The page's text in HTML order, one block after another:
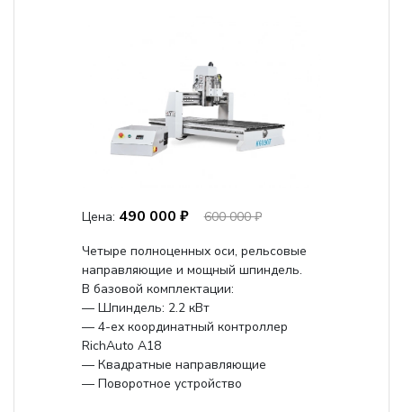
Цена: 490 000 ₽
600 000 ₽
Четыре полноценных оси, рельсовые
направляющие и мощный шпиндель.
В базовой комплектации:
— Шпиндель: 2.2 кВт
— 4-ех координатный контроллер
RichAuto A18
— Квадратные направляющие
— Поворотное устройство